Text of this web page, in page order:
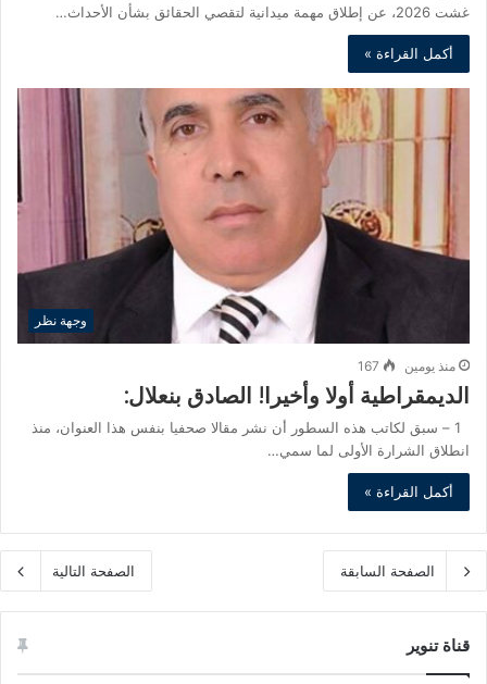
غشت 2026، عن إطلاق مهمة ميدانية لتقصي الحقائق بشأن الأحداث…
أكمل القراءة »
وجهة نظر
منذ يومين 167
الديمقراطية أولا وأخيرا! الصادق بنعلال:
1 – سبق لكاتب هذه السطور أن نشر مقالا صحفيا بنفس هذا العنوان، منذ
انطلاق الشرارة الأولى لما سمي…
أكمل القراءة »
الصفحة السابقة الصفحة التالية
قناة تنوير